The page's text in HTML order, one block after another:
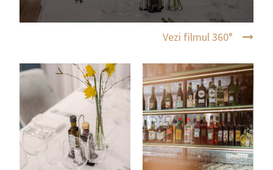
Vezi filmul 360°